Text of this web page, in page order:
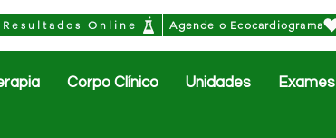
Resultados Online Agende o Ecocardiograma
Corpo Clínico Unidades Exames